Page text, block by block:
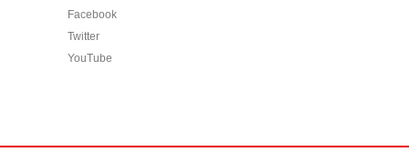
Facebook
Twitter
YouTube